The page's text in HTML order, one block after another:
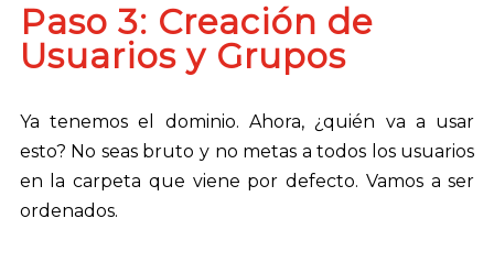
Paso 3: Creación de
Usuarios y Grupos
Ya tenemos el dominio. Ahora, ¿quién va a usar
esto? No seas bruto y no metas a todos los usuarios
en la carpeta que viene por defecto. Vamos a ser
ordenados.